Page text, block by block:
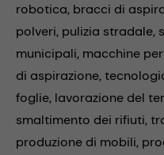
robotica, bracci di
polveri, pulizia stradale,
municipali, macchine
di aspirazione,
foglie, lavorazione del
smaltimento dei rifiuti,
produzione di mobili,